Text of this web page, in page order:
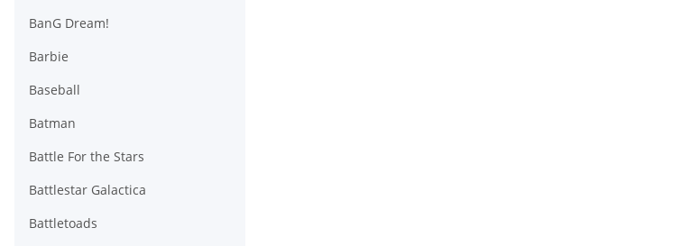
BanG Dream!
Barbie
Baseball
Batman
Battle For the Stars
Battlestar Galactica
Battletoads